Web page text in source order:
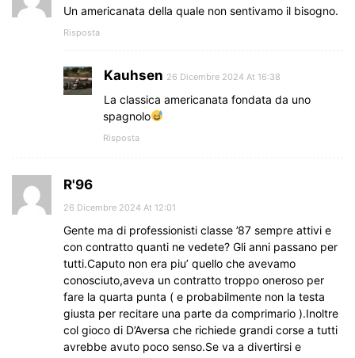
Un americanata della quale non sentivamo il bisogno.
Risposta
Kauhsen 26 Dicembre 2024 At 16:38
La classica americanata fondata da uno
spagnolo
Risposta
R'96
26 Dicembre 2024 At 12:01
Gente ma di professionisti classe ’87 sempre attivi e
con contratto quanti ne vedete? Gli anni passano per
tutti.Caputo non era piu’ quello che avevamo
conosciuto,aveva un contratto troppo oneroso per
fare la quarta punta ( e probabilmente non la testa
giusta per recitare una parte da comprimario ).Inoltre
col gioco di D’Aversa che richiede grandi corse a tutti
avrebbe avuto poco senso.Se va a divertirsi e